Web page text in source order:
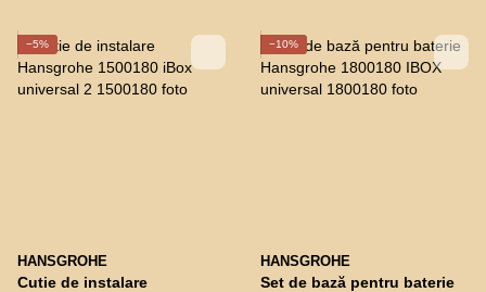
−5%
HANSGROHE
Cutie de instalare
−10%
HANSGROHE
Set de bază pentru baterie